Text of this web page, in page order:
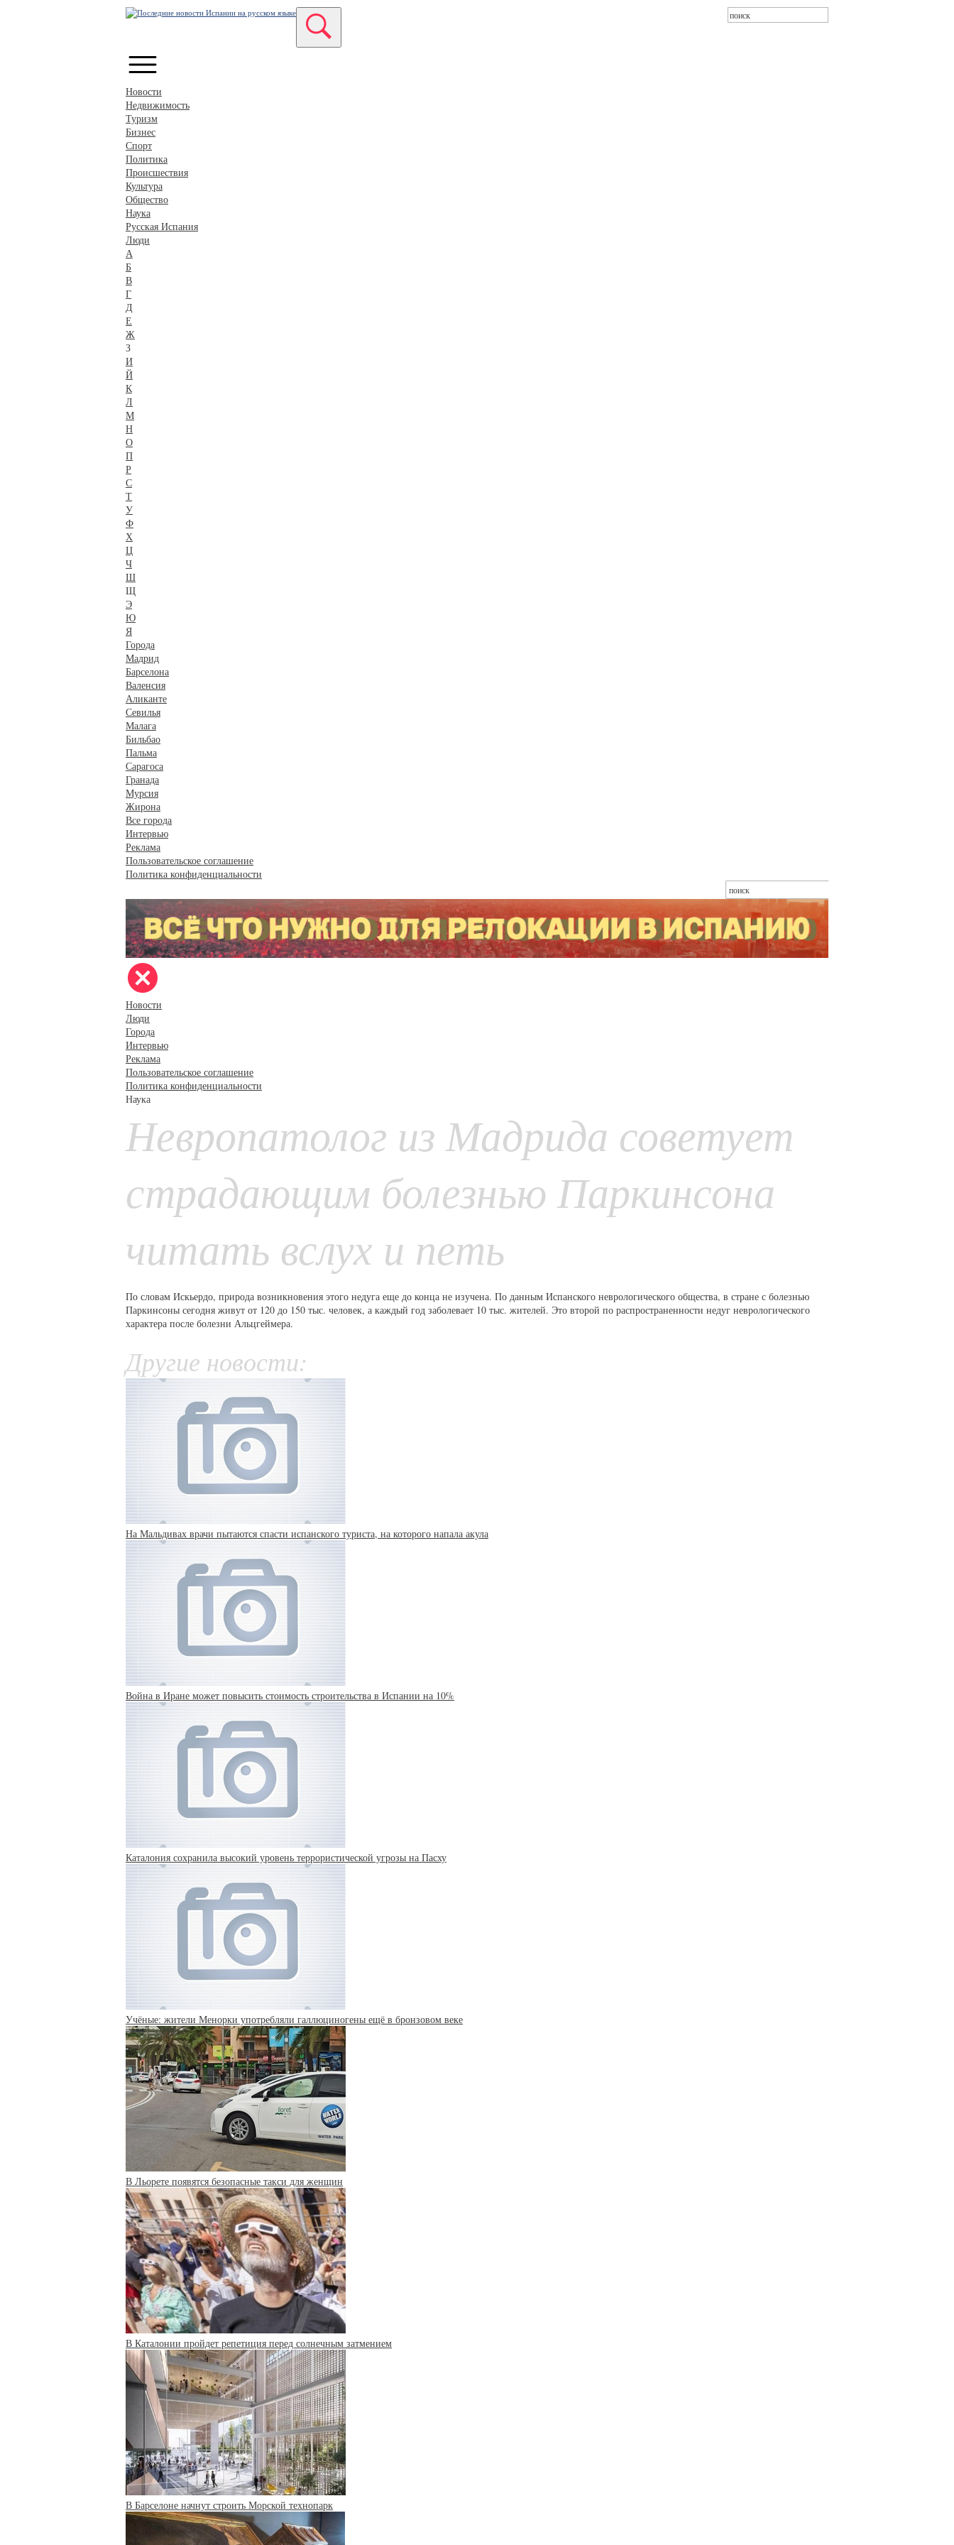
Новости
Недвижимость
Туризм
Бизнес
Спорт
Политика
Происшествия
Культура
Общество
Наука
Русская Испания
Люди
А
Б
В
Г
Д
Е
Ж
З
И
Й
К
Л
М
Н
О
П
Р
С
Т
У
Ф
Х
Ц
Ч
Ш
Щ
Э
Ю
Я
Города
Мадрид
Барселона
Валенсия
Аликанте
Севилья
Малага
Бильбао
Пальма
Сарагоса
Гранада
Мурсия
Жирона
Все города
Интервью
Реклама
Пользовательское соглашение
Политика конфиденциальности
Новости
Люди
Города
Интервью
Реклама
Пользовательское соглашение
Политика конфиденциальности
Наука
Невропатолог из Мадрида советует
страдающим болезнью Паркинсона
читать вслух и петь
По словам Искьердо, природа возникновения этого недуга еще до конца не изучена. По данным Испанского неврологического общества, в стране с болезнью
Паркинсоны сегодня живут от 120 до 150 тыс. человек, а каждый год заболевает 10 тыс. жителей. Это второй по распространенности недуг неврологического
характера после болезни Альцгеймера.
Другие новости:
На Мальдивах врачи пытаются спасти испанского туриста, на которого напала акула
Война в Иране может повысить стоимость строительства в Испании на 10%
Каталония сохранила высокий уровень террористической угрозы на Пасху
Учёные: жители Менорки употребляли галлюциногены ещё в бронзовом веке
В Льорете появятся безопасные такси для женщин
В Каталонии пройдет репетиция перед солнечным затмением
В Барселоне начнут строить Морской технопарк